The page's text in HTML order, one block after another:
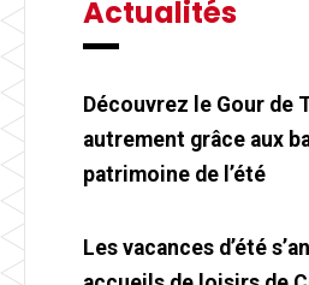
Actualités
Découvrez le Gour de
autrement grâce aux
patrimoine de l’été
Les vacances d’été